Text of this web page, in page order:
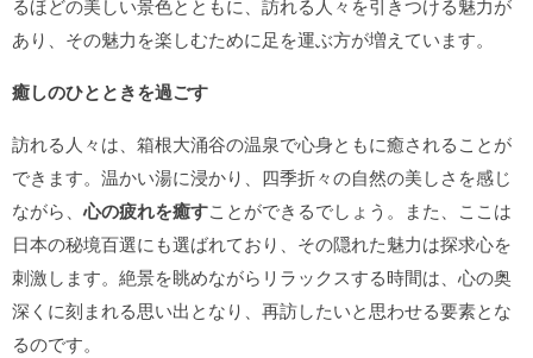
るほどの美しい景色とともに、訪れる人々を引きつける魅力が
あり、その魅力を楽しむために足を運ぶ方が増えています。
癒しのひとときを過ごす
訪れる人々は、箱根大涌谷の温泉で心身ともに癒されることが
できます。温かい湯に浸かり、四季折々の自然の美しさを感じ
ながら、心の疲れを癒すことができるでしょう。また、ここは
日本の秘境百選にも選ばれており、その隠れた魅力は探求心を
刺激します。絶景を眺めながらリラックスする時間は、心の奥
深くに刻まれる思い出となり、再訪したいと思わせる要素とな
るのです。